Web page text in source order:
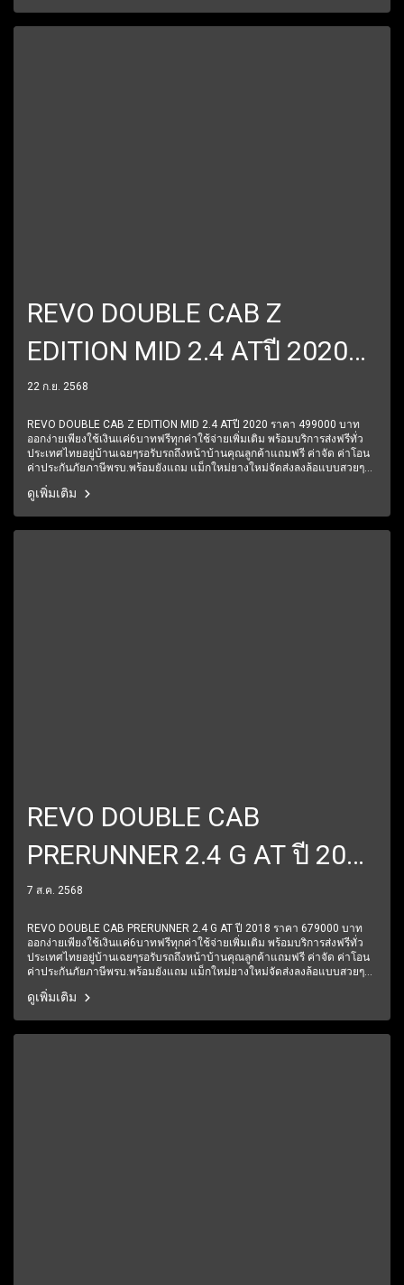
REVO DOUBLE CAB Z
EDITION MID 2.4 ATปี 2020
ราคา 499000 บาท
22 ก.ย. 2568
REVO DOUBLE CAB Z EDITION MID 2.4 ATปี 2020 ราคา 499000 บาท
ออกง่ายเพียงใช้เงินแค่6บาทฟรีทุกค่าใช้จ่ายเพิ่มเติม พร้อมบริการส่งฟรีทั่ว
ประเทศไทยอยู่บ้านเฉยๆรอรับรถถึงหน้าบ้านคุณลูกค้าแถมฟรี ค่าจัด ค่าโอน
ค่าประกันภัยภาษีพรบ.พร้อมยังแถม แม็กใหม่ยางใหม่จัดส่งลงล้อแบบสวยๆมี
24 ชั่วโมง1 ปีเต็ม6 เดือนแรกรับประกันให้ทุกชิ้นส่วน มีรถให้เลือกมากกว่า
ดูเพิ่มเติม
REVO DOUBLE CAB
PRERUNNER 2.4 G AT ปี 2018
ราคา 679000 บาท
7 ส.ค. 2568
REVO DOUBLE CAB PRERUNNER 2.4 G AT ปี 2018 ราคา 679000 บาท
ออกง่ายเพียงใช้เงินแค่6บาทฟรีทุกค่าใช้จ่ายเพิ่มเติม พร้อมบริการส่งฟรีทั่ว
ประเทศไทยอยู่บ้านเฉยๆรอรับรถถึงหน้าบ้านคุณลูกค้าแถมฟรี ค่าจัด ค่าโอน
ค่าประกันภัยภาษีพรบ.พร้อมยังแถม แม็กใหม่ยางใหม่จัดส่งลงล้อแบบสวยๆมี
การรับประกันหลังการขาย 6 ปี 60,000 โลฟรีบริการช่วยเหลือฉุกเฉินตลอด
24 ชั่วโมง1 ปีเต็ม6 เดือนแรกรับประกันให้ทุกชิ้นส่วน มีรถให้เลือกมากกว่า
ดูเพิ่มเติม